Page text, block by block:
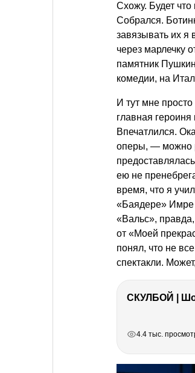
Схожу. Будет
Собрался.
завязывать их я
через марлечку
памятник
комедии, на
И тут мне
главная
Впечатлился.
оперы, — можно
ею не
время, что я
«Баядере» Имре
«Вальс»,
от «Моей
понял, что не все
спектакли.
СКУЛБОЙ |
4.4 тыс.